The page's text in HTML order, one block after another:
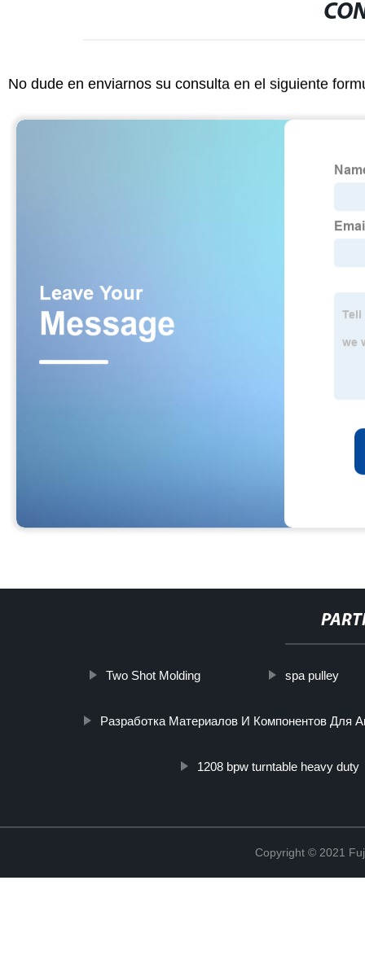
No dude en enviarnos su consulta en el siguiente
Two Shot Molding spa pulley
Разработка Материалов И Компонентов Для
1208 bpw turntable heavy duty
Copyright © 2021